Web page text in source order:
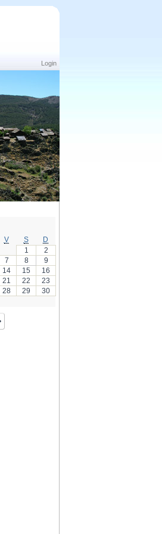
Login
V S
D
1
2
7 8
9
14 15
16
21 22
23
28 29
30